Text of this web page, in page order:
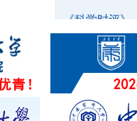
《科学时评》
台风天9岁男
被无视？
据
风